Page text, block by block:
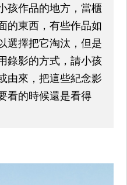
孩作品的地方，當櫃
的東西，有些作品如
選擇把它淘汰，但是
錄影的方式，請小孩
由來，把這些紀念影
看的時候還是看得